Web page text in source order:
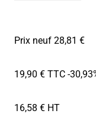
Prix neuf 28,81 €
19,90 € TTC-
16,58 € HT